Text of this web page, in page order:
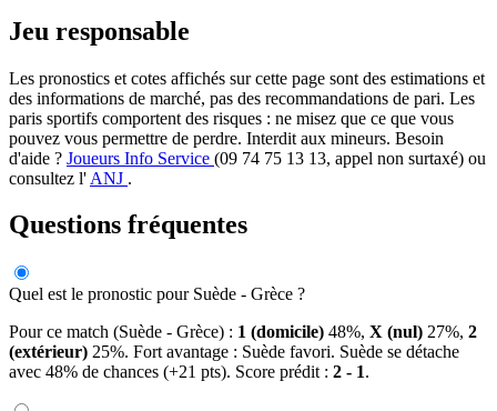
Jeu responsable
Les pronostics et cotes affichés sur cette page sont des estimations et
des informations de marché, pas des recommandations de pari. Les
paris sportifs comportent des risques : ne misez que ce que vous
pouvez vous permettre de perdre. Interdit aux mineurs. Besoin
d'aide ? Joueurs Info Service (09 74 75 13 13, appel non surtaxé) ou
consultez l' ANJ .
Questions fréquentes
Quel est le pronostic pour Suède - Grèce ?
Pour ce match (Suède - Grèce) : 1 (domicile) 48%, X (nul) 27%, 2
(extérieur) 25%. Fort avantage : Suède favori. Suède se détache
avec 48% de chances (+21 pts). Score prédit : 2 - 1.